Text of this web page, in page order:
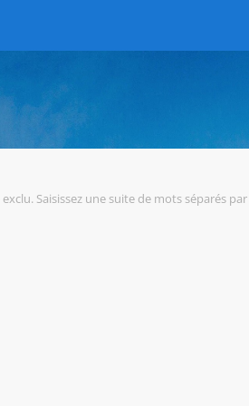
Saisissez une suite de mots séparés